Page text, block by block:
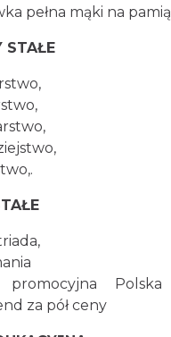
pełna mąki na
STAŁE
promocyjna
za pół ceny